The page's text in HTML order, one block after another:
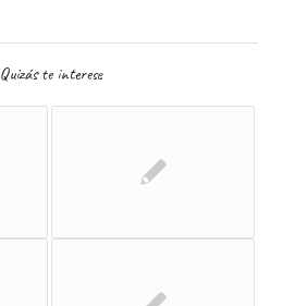
Quizás te interese